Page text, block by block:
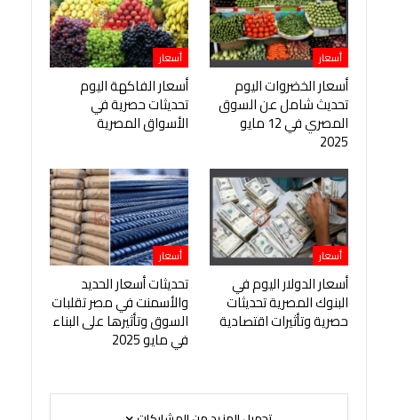
أسعار
أسعار الخضروات اليوم
تحديث شامل عن السوق
المصري في 12 مايو
2025
أسعار
أسعار الفاكهة اليوم
تحديثات حصرية في
الأسواق المصرية
أسعار
أسعار الدولار اليوم في
البنوك المصرية تحديثات
حصرية وتأثيرات اقتصادية
أسعار
تحديثات أسعار الحديد
والأسمنت في مصر تقلبات
السوق وتأثيرها على البناء
في مايو 2025